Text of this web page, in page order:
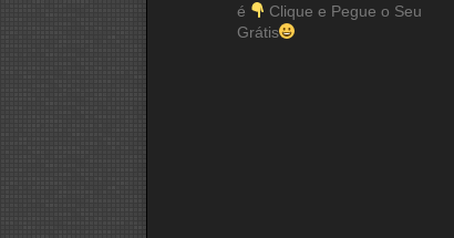
é
Clique e Pegue o Seu
Grátis